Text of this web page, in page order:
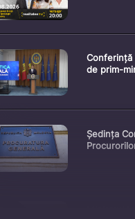
Conferință
de prim-
Ședința